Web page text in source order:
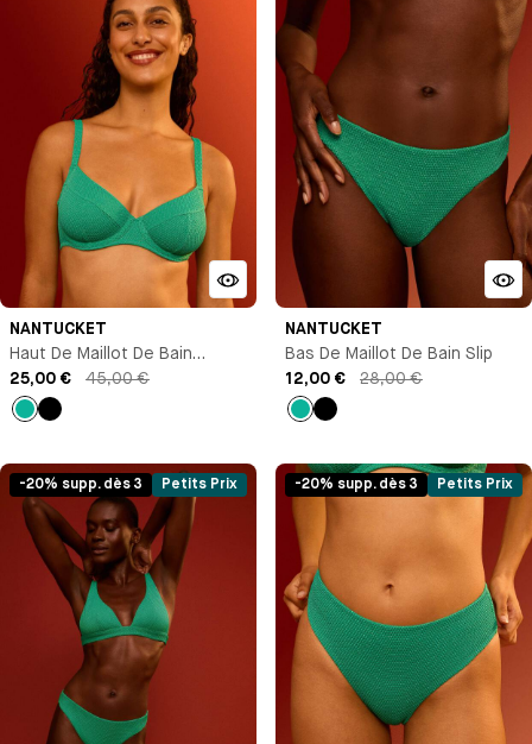
NANTUCKET
Haut De Maillot De Bain
Corbeille
25,00 € 45,00 €
Vert
NANTUCKET
Bas De Maillot De Bain Slip
12,00 €
28,00 €
Vert
-20% supp. dès 3 Petits Prix -20% supp. dès 3 Petits Prix